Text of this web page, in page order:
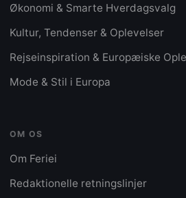
Økonomi & Smarte Hverdagsvalg
Kultur, Tendenser & Oplevelser
Rejseinspiration & Europæiske
Mode & Stil i Europa
OM OS
Om Feriei
Redaktionelle retningslinjer